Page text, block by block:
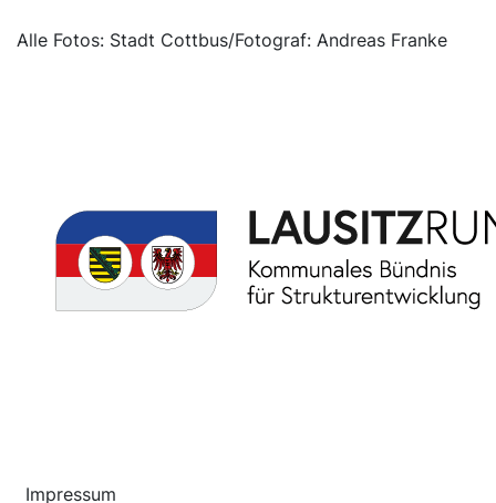
Alle Fotos: Stadt Cottbus/Fotograf: Andreas Franke
Impressum